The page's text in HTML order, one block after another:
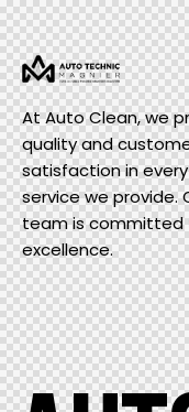
At Auto Clean, we
quality and
satisfaction in every
service we provide.
team is committed
excellence.